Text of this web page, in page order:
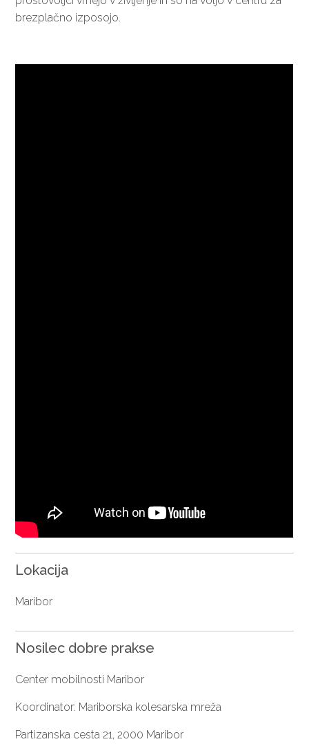
brezplačno izposojo.
Lokacija
Maribor
Nosilec dobre prakse
Center mobilnosti Maribor
Koordinator: Mariborska kolesarska mreža
Partizanska cesta 21, 2000 Maribor